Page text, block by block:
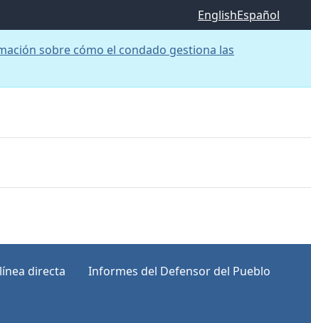
EnglishEspañol
sobre cómo el condado gestiona las
directa Informes del Defensor del Pueblo